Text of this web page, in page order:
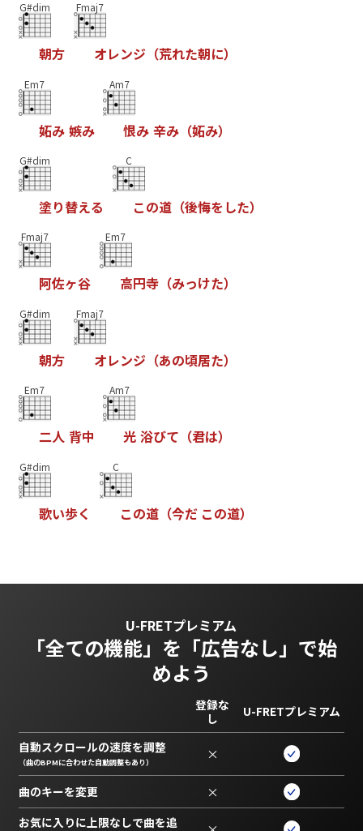
G#dim
朝方
Fmaj7
オレンジ（荒れた朝に）
Em7
妬み 嫉み
Am7
恨み 辛み（妬み）
G#dim
塗り替える
C
この道（後悔をした）
Fmaj7
阿佐ヶ谷
Em7
高円寺（みっけた）
G#dim
朝方
Fmaj7
オレンジ（あの頃居た）
Em7
二人 背中
Am7
光 浴びて （君は）
G#dim
歌い歩く
C
この道（今だ この道）
U-FRETプレミアム
「全ての機能」を 「広告なし」で始
めよう
登録な
し
U-FRETプレミアム
自動スクロールの速度を調整
（曲のBPMに合わせた自動調整もあり） ×
曲のキーを変更 ×
お気に入りに上限なしで曲を追